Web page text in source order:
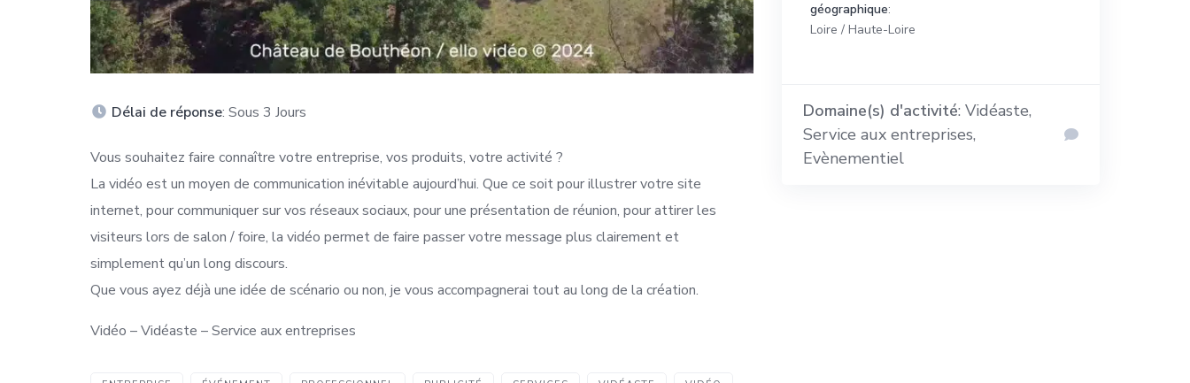
Délai de réponse: Sous 3 Jours
Vous souhaitez faire connaître votre entreprise, vos produits, votre activité ?
La vidéo est un moyen de communication inévitable aujourd’hui. Que ce soit pour illustrer votre site
internet, pour communiquer sur vos réseaux sociaux, pour une présentation de réunion, pour attirer les
visiteurs lors de salon / foire, la vidéo permet de faire passer votre message plus clairement et
simplement qu’un long discours.
Que vous ayez déjà une idée de scénario ou non, je vous accompagnerai tout au long de la création.
Vidéo – Vidéaste – Service aux entreprises
géographique:
Loire / Haute-Loire
Domaine(s) d'activité: Vidéaste,
Service aux entreprises,
Evènementiel